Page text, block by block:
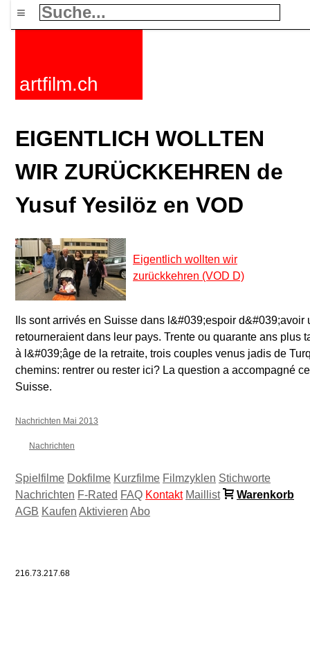
≡
artfilm.ch
EIGENTLICH WOLLTEN
WIR ZURÜCKKEHREN de
Yusuf Yesilöz en VOD
Eigentlich wollten wir
zurückkehren (VOD D)
Ils sont arrivés en Suisse dans l&#039;espoir
retourneraient dans leur pays. Trente ou quarante ans plus
à l&#039;âge de la retraite, trois couples venus jadis de
chemins: rentrer ou rester ici? La question a accompagné
Suisse.
Nachrichten Mai 2013
Nachrichten
Spielfilme Dokfilme Kurzfilme Filmzyklen Stichworte
Nachrichten F-Rated FAQ Kontakt Maillist
Warenkorb
AGB Kaufen Aktivieren Abo
216.73.217.68